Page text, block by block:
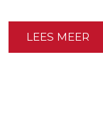
LEES MEER